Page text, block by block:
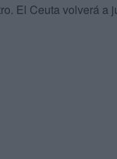
El Ceuta volverá a